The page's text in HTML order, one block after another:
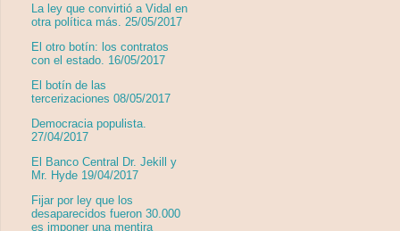
La ley que convirtió a Vidal en
otra política más. 25/05/2017
El otro botín: los contratos
con el estado. 16/05/2017
El botín de las
tercerizaciones 08/05/2017
Democracia populista.
27/04/2017
El Banco Central Dr. Jekill y
Mr. Hyde 19/04/2017
Fijar por ley que los
desaparecidos fueron 30.000
es imponer una mentira